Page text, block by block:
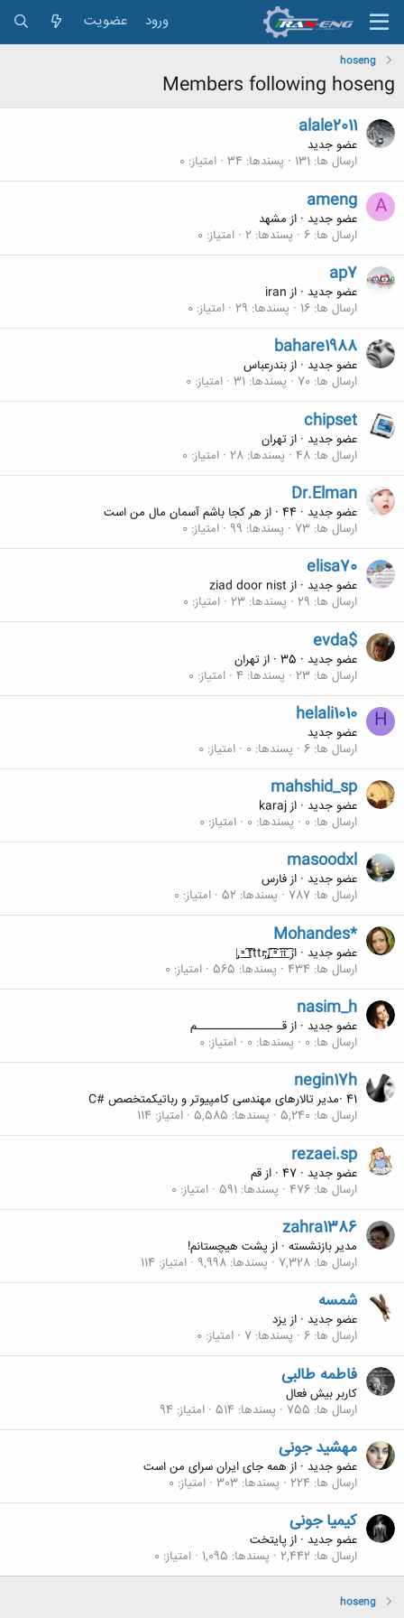
ورود عضویت
hoseng
Members following hoseng
alale2011
عضو جدید
ارسال ها 131 پسندها 34 امتیاز 0
A
ameng
عضو جدید · از مشهد
ارسال ها 6 پسندها 2 امتیاز 0
ap7
عضو جدید · از iran
ارسال ها 16 پسندها 29 امتیاز 0
bahare1988
عضو جدید · ازبندرعباس
ارسال ها 70 پسندها 31 امتیاز 0
chipset
عضو جدید · ازتهران
ارسال ها 48 پسندها 28 امتیاز 0
Dr.Elman
عضو جدید ·
· از هر کجا باشم آسمان مال من است
ارسال ها 73 پسندها 99 امتیاز 0
elisa70
عضو جدید · از ziad door nist
ارسال ها 29 پسندها 23 امتیاز 0
evda$
عضو جدید ·
· ازتهران
ارسال ها 23 پسندها 4 امتیاز 0
H
helali1010
عضو جدید
ارسال ها 6 پسندها 0 امتیاز 0
mahshid_sp
عضو جدید · ازkaraj
ارسال ها 0 پسندها 0 امتیاز 0
masoodxl
عضو جدید · ازفارس
ارسال ها 787 پسندها 52 امتیاز 0
Mohandes*
عضو جدید · ازtttı̴̴̡ ̡̡͡|̲̲̲͡͡͡ ̲▫̲͡ ̲̲̲͡͡π̲̲͡͡ ̲̲͡▫̲̲͡͡ ̲|̡̡̡
ارسال ها 434 پسندها 565 امتیاز 0
nasim_h
عضو جدید · ازقـــــــــــــــــــم
ارسال ها 0 پسندها 0 امتیاز 0
negin17h
مدیر تالارهای مهندسی کامپیوتر و رباتیکمتخصص #C· 41
ارسال ها 5,240 پسندها 5,585 امتیاز 114
rezaei.sp
عضو جدید ·
· ازقم
ارسال ها 476 پسندها 591 امتیاز 0
zahra1386
مدیر بازنشسته · از پشت هیچستانم!
ارسال ها 7,328 پسندها 9,998 امتیاز 114
شمسه
عضو جدید · از یزد
ارسال ها 6 پسندها 7 امتیاز 0
فاطمه طالبی
کاربر بیش فعال
ارسال ها 755 پسندها 514 امتیاز 94
مهشید جونی
عضو جدید · از همه جای ایران سرای من است
ارسال ها 224 پسندها 303 امتیاز 0
کیمیا جونی
عضو جدید · از پایتخت
ارسال ها 2,442 پسندها 1,095 امتیاز 0
hoseng